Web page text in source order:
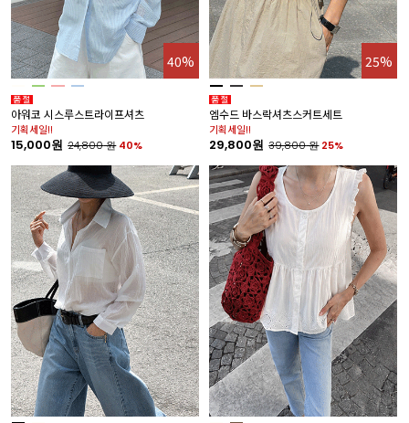
40%
아워코 시스루스트라이프셔츠
기획세일!!
15,000원 24,800원 40%
25%
엠수드 바스락셔츠스커트세트
기획세일!!
29,800원 39,800원 25%